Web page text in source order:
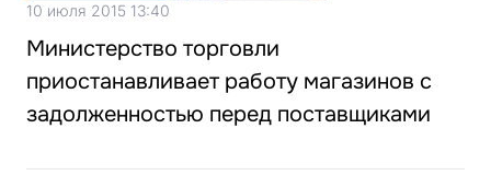
10 июля 2015 13:40
Министерство торговли
приостанавливает работу магазинов с
задолженностью перед поставщиками